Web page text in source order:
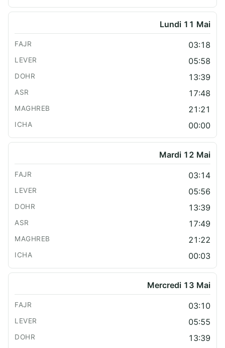
Lundi 11 Mai
03:18
05:58
13:39
17:48
21:21
00:00
Mardi 12 Mai
03:14
05:56
13:39
17:49
21:22
00:03
Mercredi 13 Mai
03:10
05:55
13:39